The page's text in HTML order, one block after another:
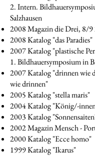
2. Intern.
Salzhausen
2008 Magazin die Drei, 8/9
2008 Katalog "das Paradies"
2007 Katalog "plastische
1. Bildhauersymposium in
2007 Katalog "drinnen wie
wie drinnen"
2005 Katalog "stella maris"
2004 Katalog "König/-
2003 Katalog
2002 Magazin Mensch -
2000 Katalog "Ecce homo"
1999 Katalog "Ikarus"